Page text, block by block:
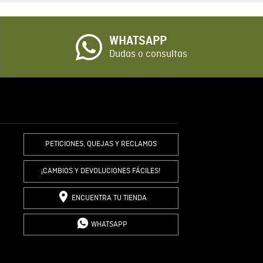
COMENTARIO
WHATSAPP
Dudas o consultas
PETICIONES, QUEJAS Y RECLAMOS
¡CAMBIOS Y DEVOLUCIONES FÁCILES!
ENCUENTRA TU TIENDA
WHATSAPP